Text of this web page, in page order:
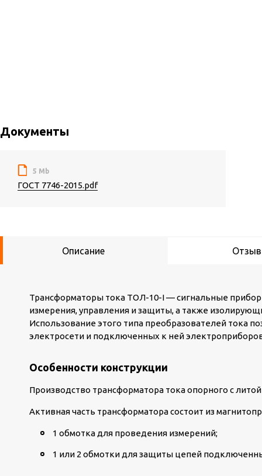
Документы
5 Mb
ГОСТ 7746-2015.pdf
Описание
Трансформаторы тока ТОЛ-10-I — сигнальные
измерения, управления и защиты, а также
Использование этого типа преобразователей тока
электросети и подключенных к ней
Особенности конструкции
Производство трансформатора тока опорного с
Активная часть трансформатора состоит из
1 обмотка для проведения измерений;
1 или 2 обмотки для защиты цепей